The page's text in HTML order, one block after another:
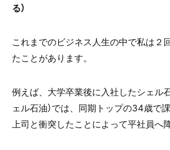
る）
これまでのビジネス人生の中で私は２
たことがあります。
例えば、大学卒業後に入社したシェル
ェル石油）では、同期トップの34歳で
上司と衝突したことによって平社員へ